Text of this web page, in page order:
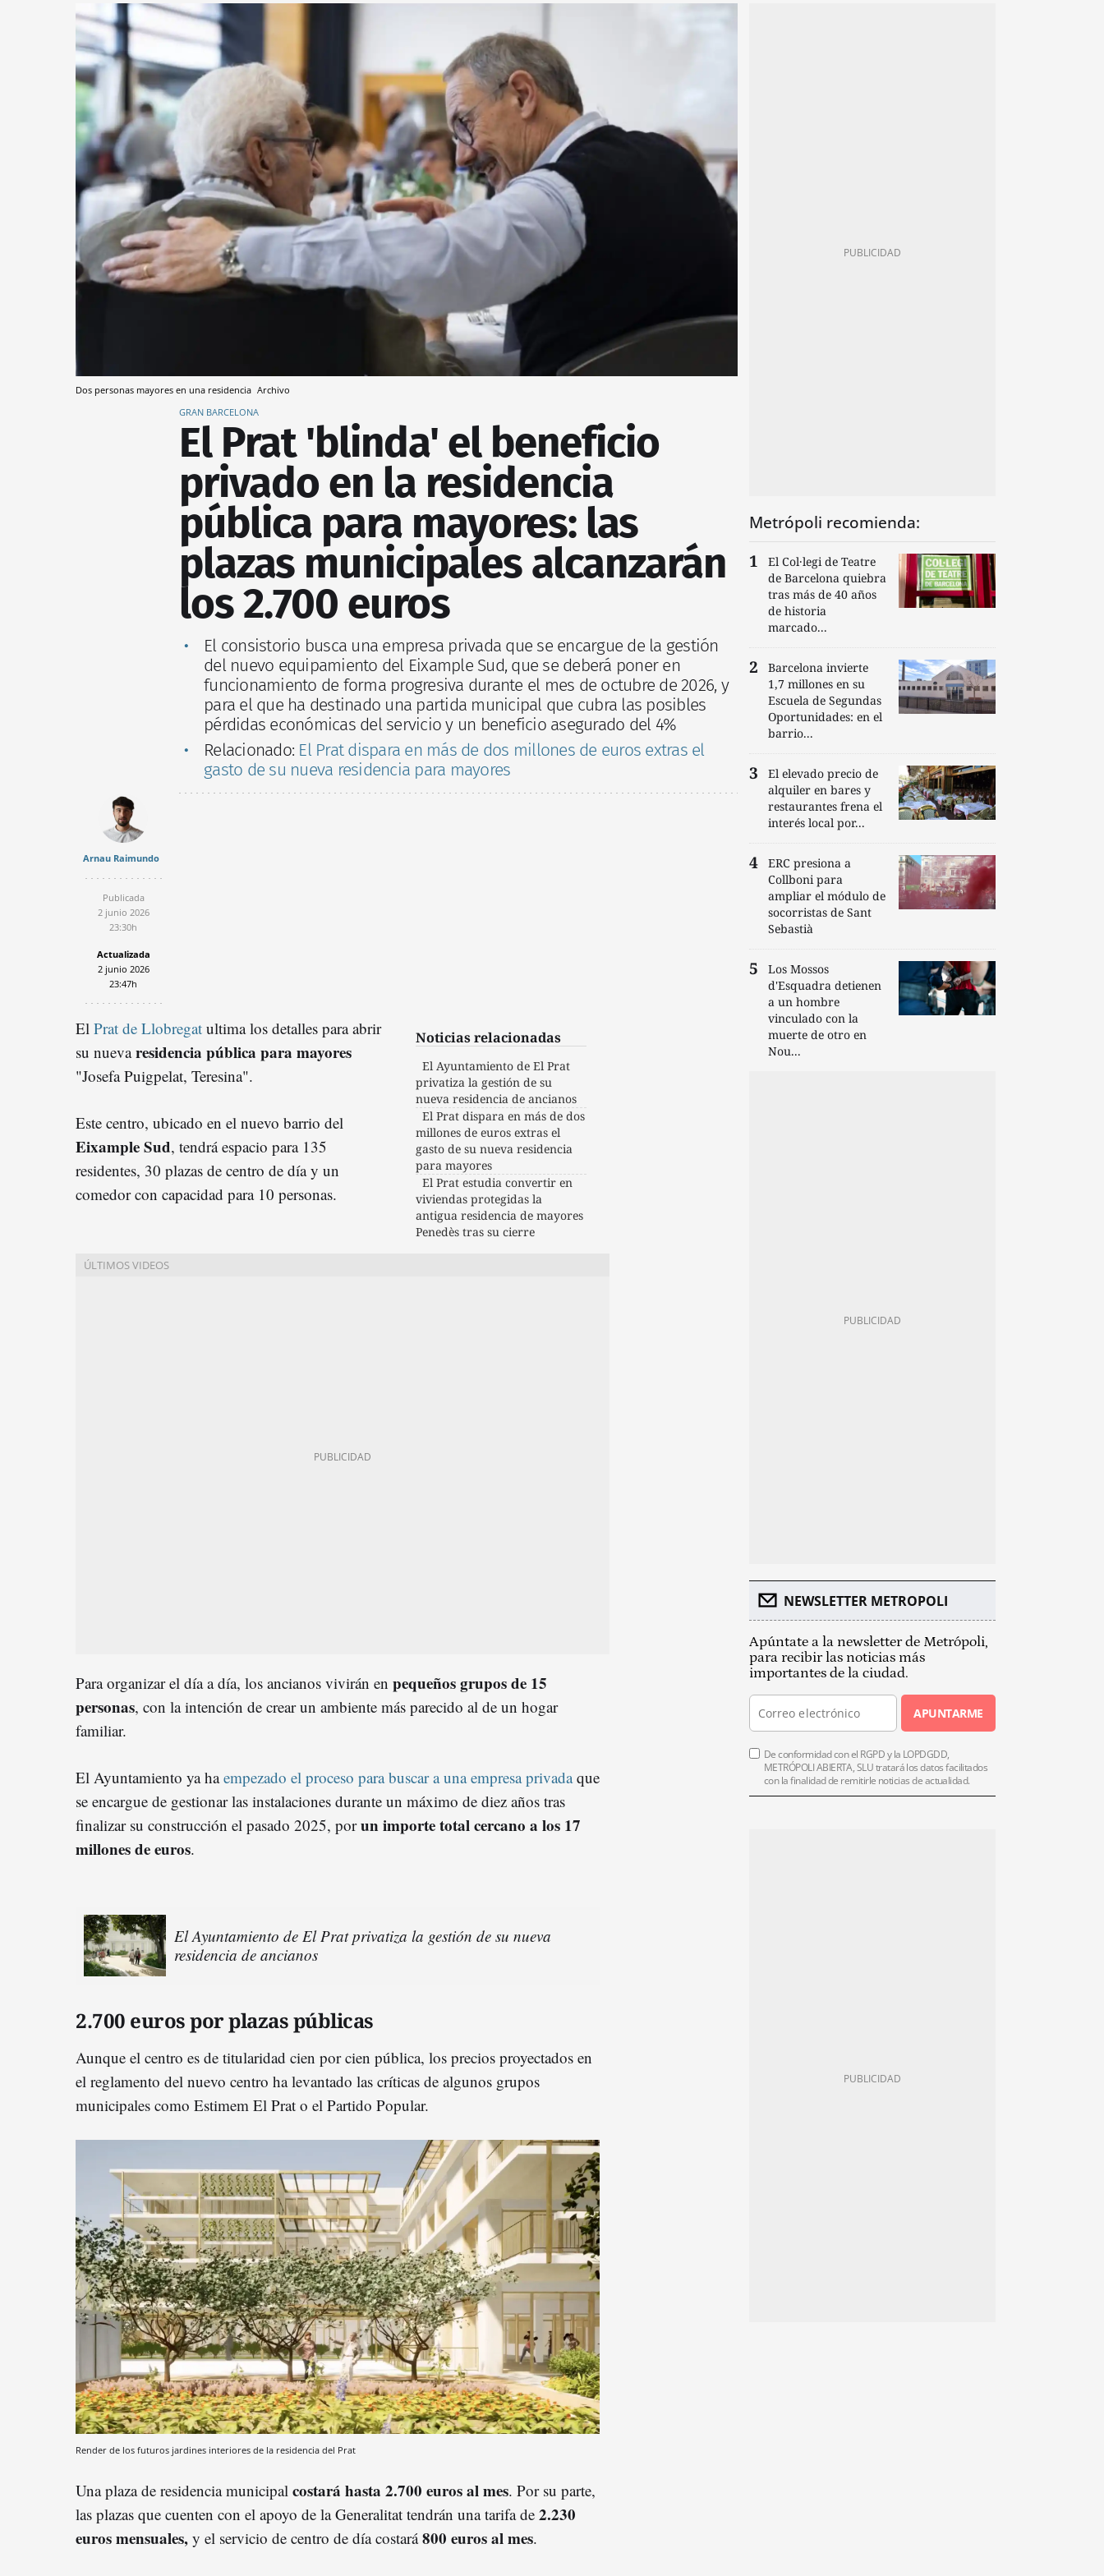
Dos personas mayores en una residencia Archivo
GRAN BARCELONA
El Prat 'blinda' el beneficio
privado en la residencia
pública para mayores: las
plazas municipales alcanzarán
los 2.700 euros
El consistorio busca una empresa privada que se encargue de la gestión
del nuevo equipamiento del Eixample Sud, que se deberá poner en
funcionamiento de forma progresiva durante el mes de octubre de 2026, y
para el que ha destinado una partida municipal que cubra las posibles
pérdidas económicas del servicio y un beneficio asegurado del 4%
Relacionado: El Prat dispara en más de dos millones de euros extras el
gasto de su nueva residencia para mayores
Arnau Raimundo
Publicada
2 junio 2026
23:30h
Actualizada
2 junio 2026
23:47h
Noticias relacionadas
El Ayuntamiento de El Prat
privatiza la gestión de su
nueva residencia de ancianos
El Prat dispara en más de dos
millones de euros extras el
gasto de su nueva residencia
para mayores
El Prat estudia convertir en
viviendas protegidas la
antigua residencia de mayores
Penedès tras su cierre
El Prat de Llobregat ultima los detalles para abrir
su nuevaresidencia pública para mayores
"Josefa Puigpelat, Teresina".
Este centro, ubicado en el nuevo barrio del
Eixample Sud, tendrá espacio para 135
residentes, 30 plazas de centro de día y un
comedor con capacidad para 10 personas.
Para organizar el día a día, los ancianos vivirán en pequeños grupos de 15
personas, con la intención de crear un ambiente más parecido al de un hogar
familiar.
El Ayuntamiento ya haempezado el proceso para buscar a una empresa privadaque
se encargue de gestionar las instalaciones durante un máximo de diez años tras
finalizar su construcción el pasado 2025, porun importe total cercano a los 17
millones de euros.
El Ayuntamiento de El Prat privatiza la gestión de su nueva
residencia de ancianos
2.700 euros por plazas públicas
Aunque el centro es de titularidad cien por cien pública, los precios proyectados en
el reglamento del nuevo centro ha levantado las críticas de algunos grupos
municipales como Estimem El Prat o el Partido Popular.
Render de los futuros jardines interiores de la residencia del Prat
Una plaza de residencia municipal costará hasta 2.700 euros al mes. Por su parte,
las plazas que cuenten con el apoyo de la Generalitat tendrán una tarifa de 2.230
euros mensuales, y el servicio de centro de día costará800 euros al mes.
Metrópoli recomienda:
El Col·legi de Teatre
de Barcelona quiebra
tras más de 40 años
de historia
marcado...
Barcelona invierte
1,7 millones en su
Escuela de Segundas
Oportunidades: en el
barrio...
El elevado precio de
alquiler en bares y
restaurantes frena el
interés local por...
ERC presiona a
Collboni para
ampliar el módulo de
socorristas de Sant
Sebastià
Los Mossos
d'Esquadra detienen
a un hombre
vinculado con la
muerte de otro en
Nou...
NEWSLETTER METROPOLI
Apúntate a la newsletter de Metrópoli,
para recibir las noticias más
importantes de la ciudad.
APUNTARME
De conformidad con el RGPD y la LOPDGDD,
METRÓPOLI ABIERTA, SLU tratará los datos facilitados
con la finalidad de remitirle noticias de actualidad.